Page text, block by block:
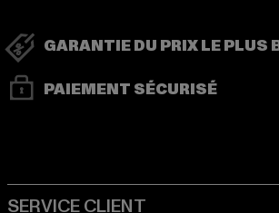
GARANTIE DU PRIX LE PLUS
PAIEMENT SÉCURISÉ